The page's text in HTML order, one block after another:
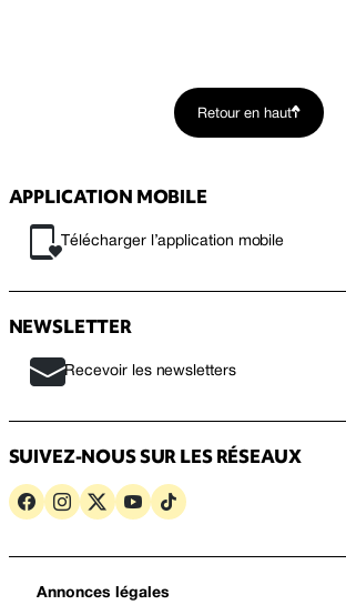
Retour en haut
APPLICATION MOBILE
Télécharger l’application mobile
NEWSLETTER
Recevoir les newsletters
SUIVEZ-NOUS SUR LES RÉSEAUX
Annonces légales